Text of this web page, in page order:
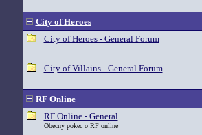
City of Heroes
City of Heroes - General Forum
City of Villains - General Forum
RF Online
RF Online - General
Obecný pokec o RF online